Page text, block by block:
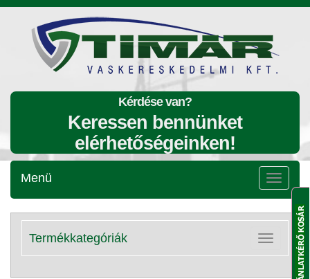
Kérdése van?
Keressen bennünket
elérhetőségeinken!
Menü
Menü
Kategóriák
lenyitása
Termékkategóriák